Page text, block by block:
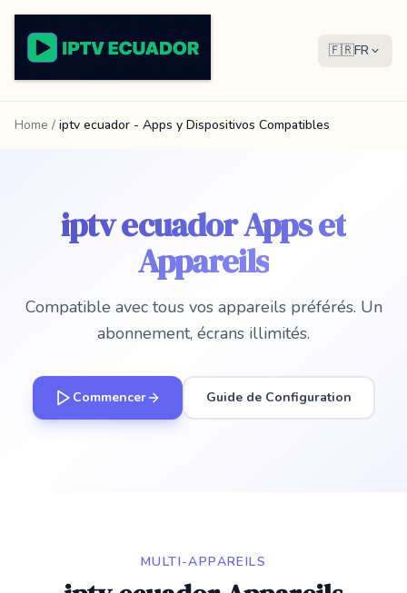
🇫🇷FR
Home / iptv ecuador - Apps y Dispositivos Compatibles
iptv ecuador Apps et
Appareils
Compatible avec tous vos appareils préférés. Un
abonnement, écrans illimités.
Commencer Guide de Configuration
MULTI-APPAREILS